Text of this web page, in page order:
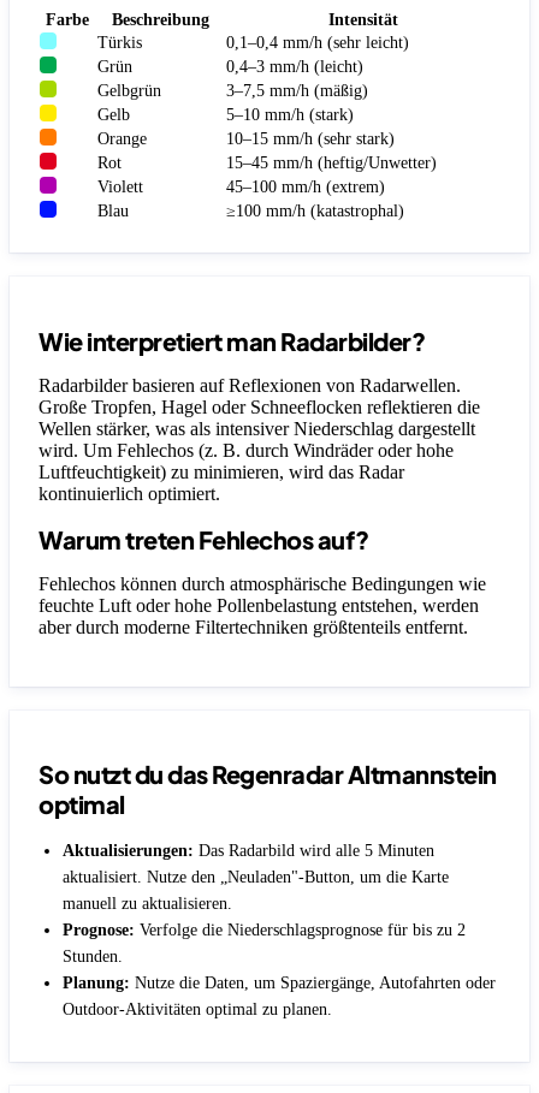
Farbe Beschreibung
Intensität
Türkis
0,1–0,4 mm/h (sehr leicht)
Grün
0,4–3 mm/h (leicht)
Gelbgrün
3–7,5 mm/h (mäßig)
Gelb
5–10 mm/h (stark)
Orange
10–15 mm/h (sehr stark)
Rot
15–45 mm/h (heftig/Unwetter)
Violett
45–100 mm/h (extrem)
Blau
≥100 mm/h (katastrophal)
Wie interpretiert man Radarbilder?
Radarbilder basieren auf Reflexionen von Radarwellen.
Große Tropfen, Hagel oder Schneeflocken reflektieren die
Wellen stärker, was als intensiver Niederschlag dargestellt
wird. Um Fehlechos (z. B. durch Windräder oder hohe
Luftfeuchtigkeit) zu minimieren, wird das Radar
kontinuierlich optimiert.
Warum treten Fehlechos auf?
Fehlechos können durch atmosphärische Bedingungen wie
feuchte Luft oder hohe Pollenbelastung entstehen, werden
aber durch moderne Filtertechniken größtenteils entfernt.
So nutzt du das Regenradar Altmannstein
optimal
Aktualisierungen: Das Radarbild wird alle 5 Minuten
aktualisiert. Nutze den „Neuladen"-Button, um die Karte
manuell zu aktualisieren.
Prognose: Verfolge die Niederschlagsprognose für bis zu 2
Stunden.
Planung: Nutze die Daten, um Spaziergänge, Autofahrten oder
Outdoor-Aktivitäten optimal zu planen.